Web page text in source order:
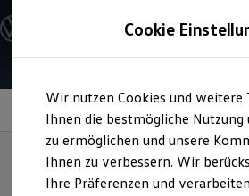
Hauptinhalt
springen
Footer
springen
Modelle und Konfigurator
Konfigurator
Modelle vergleichen
Elektroautos
ENERGY Sondermodelle
Nutzfahrzeuge
SUV und CUV
Familienautos
Kombis
LED-Scheinwerfer für
Cookie
Wir nutzen Cookies und weitere
Ihnen die bestmögliche Nutzung
zu ermöglichen und unsere
Ihnen zu verbessern. Wir
Ihre Präferenzen und